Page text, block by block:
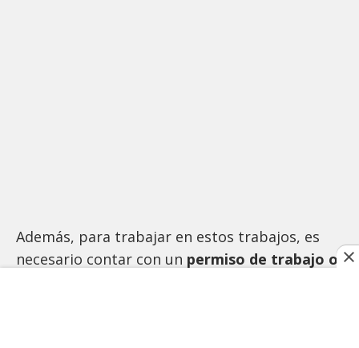
Además, para trabajar en estos trabajos, es
necesario contar con un permiso de trabajo o